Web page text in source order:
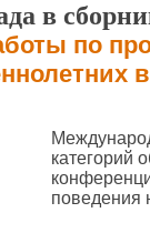
в
по
категорий
поведения